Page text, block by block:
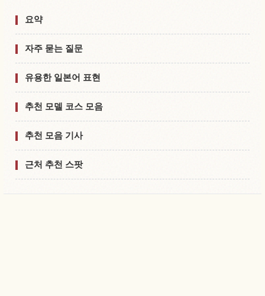
요약
자주 묻는 질문
유용한 일본어 표현
추천 모델 코스 모음
추천 모음 기사
근처 추천 스팟